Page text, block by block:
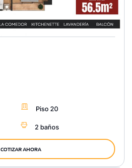
Piso 20
2 baños
COTIZAR AHORA